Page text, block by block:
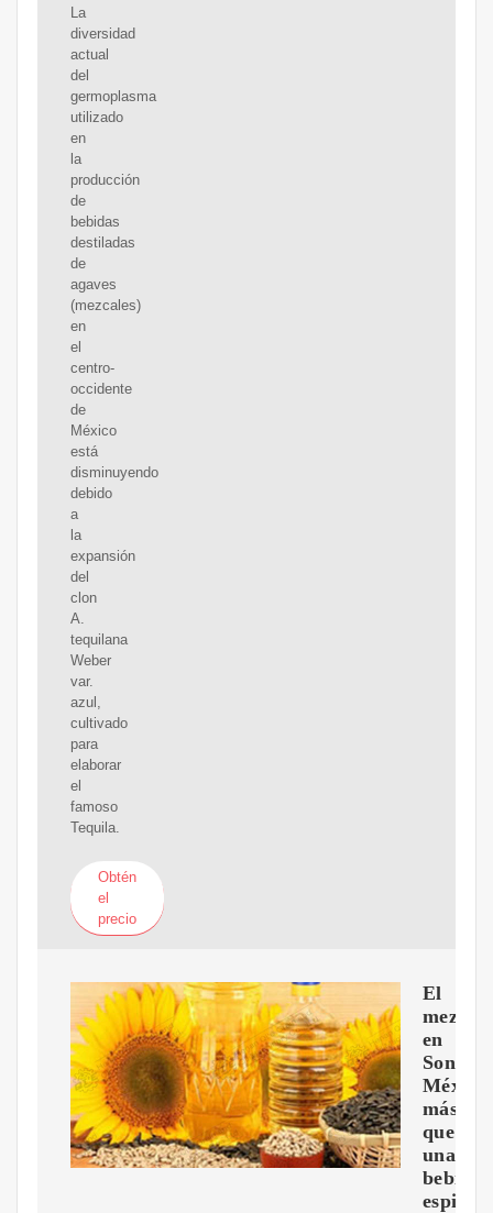
La
diversidad
actual
del
germoplasma
utilizado
en
la
producción
de
bebidas
destiladas
de
agaves
(mezcales)
en
el
centro-
occidente
de
México
está
disminuyendo
debido
a
la
expansión
del
clon
A.
tequilana
Weber
var.
azul,
cultivado
para
elaborar
el
famoso
Tequila.
Obtén
el
precio
El
mezcal
en
Sonora,
México,
más
que
una
bebida